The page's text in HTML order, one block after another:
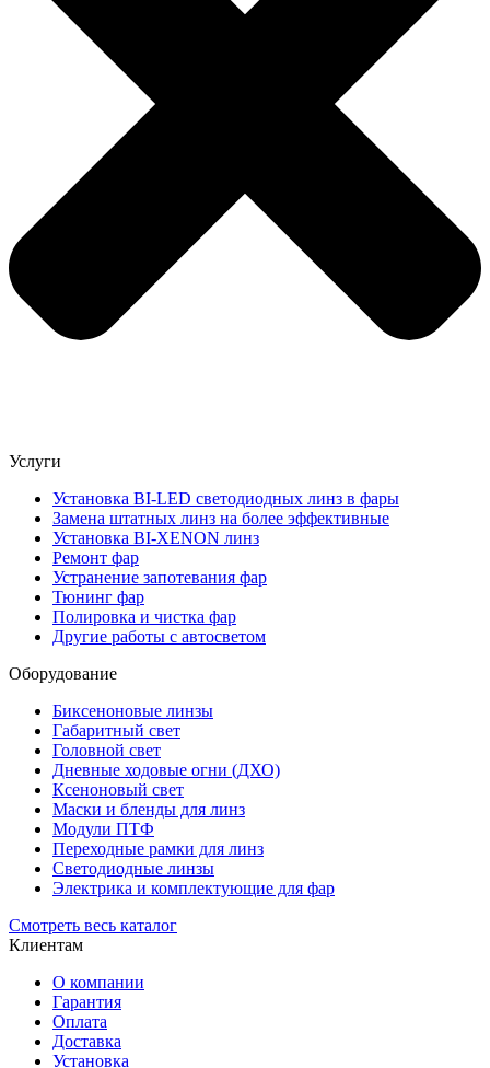
Услуги
Установка BI-LED светодиодных линз в фары
Замена штатных линз на более эффективные
Установка BI-XENON линз
Ремонт фар
Устранение запотевания фар
Тюнинг фар
Полировка и чистка фар
Другие работы с автосветом
Оборудование
Биксеноновые линзы
Габаритный свет
Головной свет
Дневные ходовые огни (ДХО)
Ксеноновый свет
Маски и бленды для линз
Модули ПТФ
Переходные рамки для линз
Светодиодные линзы
Электрика и комплектующие для фар
Смотреть весь каталог
Клиентам
О компании
Гарантия
Оплата
Доставка
Установка